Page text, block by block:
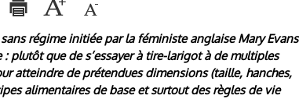
régime initiée par la féministe anglaise Mary Evans
plutôt que de s’essayer à tire-larigot à de multiples
atteindre de prétendues dimensions (taille, hanches,
alimentaires de base et surtout des règles de vie